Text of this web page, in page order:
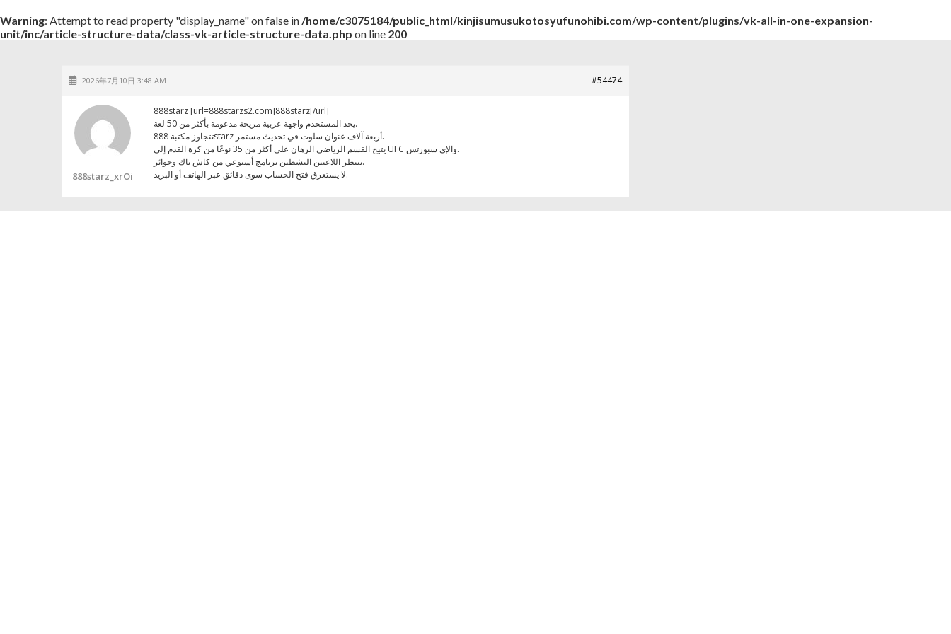
Warning: Attempt to read property "display_name" on false in/home/c3075184/public_html/kinjisumusukotosyufunohibi.com/wp-content/plugins/vk-all-in-one-expansion-
unit/inc/article-structure-data/class-vk-article-structure-data.php on line 200
2026年7月10日 3:48 AM #54474
888starz_xrOi
888starz [url=888starzs2.com]888starz[/url]
يجد المستخدم واجهة عربية مريحة مدعومة بأكثر من 50 لغة.
تتجاوز مكتبة 888starz أربعة آلاف عنوان سلوت في تحديث مستمر.
يتيح القسم الرياضي الرهان على أكثر من 35 نوعًا من كرة القدم إلى UFC والإي سبورتس.
ينتظر اللاعبين النشطين برنامج أسبوعي من كاش باك وجوائز.
لا يستغرق فتح الحساب سوى دقائق عبر الهاتف أو البريد.